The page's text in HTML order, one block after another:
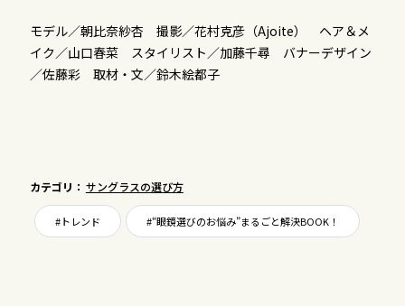
モデル／朝比奈紗杏 撮影／花村克彦（Ajoite） ヘア＆メ
イク／山口春菜 スタイリスト／加藤千尋 バナーデザイン
／佐藤彩 取材・文／鈴木絵都子
カテゴリ： サングラスの選び方
#トレンド #“眼鏡選びのお悩み”まるごと解決BOOK！